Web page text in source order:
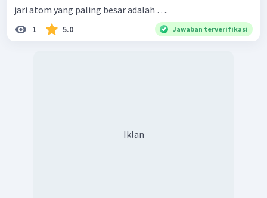
jari atom yang paling besar adalah ….
1 5.0 Jawaban terverifikasi
Iklan